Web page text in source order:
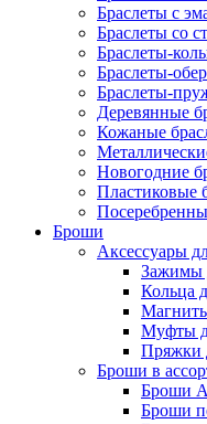
Браслеты с
Браслеты со
Браслеты-
Браслеты-
Браслеты-
Деревянные
Кожаные
Новогодние
Пластиковые
Броши
Аксессуары
Зажимы
Кольца
Муфты
Пряжки
Броши в
Броши
Броши